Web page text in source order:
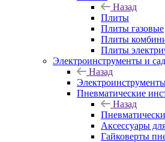
Назад
Плиты
Плиты газовые
Плиты
Плиты
Электроинструменты и
Назад
Пневматические
Назад
Аксессуары
Гайковерты